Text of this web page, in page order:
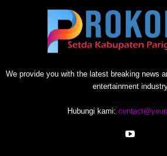
We provide you with the latest breaking news
entertainment
Hubungi kami: